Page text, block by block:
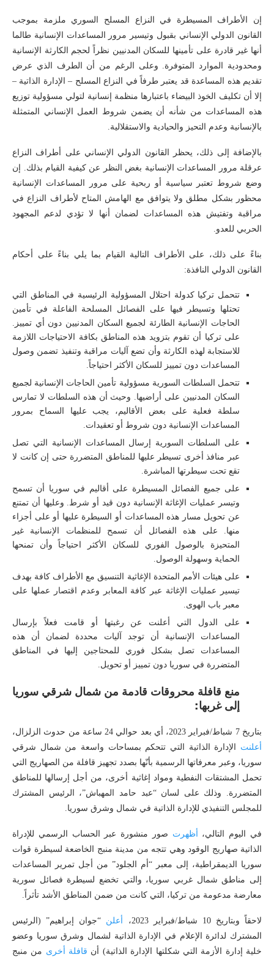
إن الأطراف المسيطرة في النزاع المسلح السوري ملزمة بموجب
القانون الدولي الإنساني بقبول وتيسير مرور المساعدات الإنسانية طالما
أنها غير قادرة على تأمينها للسكان المدنيين نظراً لحجم الكارثة الإنسانية
ومحدودية الموارد المتوفرة. وعلى الرغم من أن الطرف الذي عرض
تقديم هذه المساعدة قد يعتبر طرفاً في النزاع المسلح – الإدارة الذاتية –
إلا أن تكليف الخوذ البيضاء باعتبارها منظمة إنسانية لتولي مسؤولية توزيع
هذه المساعدات من شأنه أن يضمن شروط العمل الإنساني المتمثلة
بالإنسانية وعدم التحيز والحيادية والاستقلالية.
بالإضافة إلى ذلك، يحظر القانون الدولي الإنساني على أطراف النزاع
عرقلة مرور المساعدات الإنسانية بغض النظر عن كيفية القيام بذلك. إن
وضع شروط تعتبر سياسية أو ربحية على مرور المساعدات الإنسانية
محظور بشكل مطلق ولا يتوافق مع الهامش المتاح لأطراف النزاع في
مراقبة وتفتيش هذه المساعدات لضمان أنها لا تؤدي لدعم المجهود
الحربي للعدو.
بناءً على ذلك، على الأطراف التالية القيام بما يلي بناءً على أحكام
القانون الدولي النافذة:
تتحمل تركيا كدولة احتلال المسؤولية الرئيسية في المناطق التي
تحتلها وتسيطر فيها على الفصائل المسلحة الفاعلة في تأمين
الحاجات الإنسانية الطارئة لجميع السكان المدنيين دون أي تمييز.
على تركيا أن تقوم بتزويد هذه المناطق بكافة الاحتياجات اللازمة
للاستجابة لهذه الكارثة وأن تضع آليات مراقبة وتنفيذ تضمن وصول
المساعدات دون تمييز للسكان الأكثر احتياجاً.
تتحمل السلطات السورية مسؤولية تأمين الحاجات الإنسانية لجميع
السكان المدنيين على أراضيها. وحيث أن هذه السلطات لا تمارس
سلطة فعلية على بعض الأقاليم، يجب عليها السماح بمرور
المساعدات الإنسانية دون شروط أو تعقيدات.
على السلطات السورية إرسال المساعدات الإنسانية التي تصل
عبر منافذ أخرى تسيطر عليها للمناطق المتضررة حتى إن كانت لا
تقع تحت سيطرتها المباشرة.
على جميع الفصائل المسيطرة على أقاليم في سوريا أن تسمح
وتيسر عمليات الإغاثة الإنسانية دون قيد أو شرط. وعليها أن تمتنع
عن تحويل مسار هذه المساعدات أو السيطرة عليها أو على أجزاء
منها. على هذه الفصائل أن تسمح للمنظمات الإنسانية غير
المتحيزة بالوصول الفوري للسكان الأكثر احتياجاً وأن تمنحها
الحماية وسهولة الوصول.
على هيئات الأمم المتحدة الإغاثية التنسيق مع الأطراف كافة بهدف
تيسير عمليات الإغاثة عبر كافة المعابر وعدم اقتصار عملها على
معبر باب الهوى.
على الدول التي أعلنت عن رغبتها أو قامت فعلاً بإرسال
المساعدات الإنسانية أن توجد آليات محددة لضمان أن هذه
المساعدات تصل بشكل فوري للمحتاجين إليها في المناطق
المتضررة في سوريا دون تمييز أو تحويل.
منع قافلة محروقات قادمة من شمال شرقي سوريا
إلى غربها:
بتاريخ 7 شباط/فبراير 2023، أي بعد حوالي 24 ساعة من حدوث الزلزال،
أعلنت الإدارة الذاتية التي تتحكم بمساحات واسعة من شمال شرقي
سوريا، وعبر معرفاتها الرسمية بأنّها بصدد تجهيز قافلة من الصهاريج التي
تحمل المشتقات النفطية ومواد إغاثية أخرى، من أجل إرسالها للمناطق
المتضررة. وذلك على لسان “عبد حامد المهباش”، الرئيس المشترك
للمجلس التنفيذي للإدارة الذاتية في شمال وشرق سوريا.
في اليوم التالي، أظهرت صور منشورة عبر الحساب الرسمي للإدراة
الذاتية صهاريج الوقود وهي تتجه من مدينة منبج الخاضعة لسيطرة قوات
سوريا الديمقراطية، إلى معبر “أم الجلود” من أجل تمرير المساعدات
إلى مناطق شمال غربي سوريا، والتي تخضع لسيطرة فصائل سورية
معارضة مدعومة من تركيا، التي كانت من ضمن المناطق الأشد تأثراً.
لاحقاً وبتاريخ 10 شباط/فبراير 2023، أعلن “جوان إبراهيم” (الرئيس
المشترك لدائرة الإعلام في الإدارة الذاتية لشمال وشرق سوريا وعضو
خلية إدارة الأزمة التي شكلتها الإدارة الذاتية) أن قافلة أخرى من منبج